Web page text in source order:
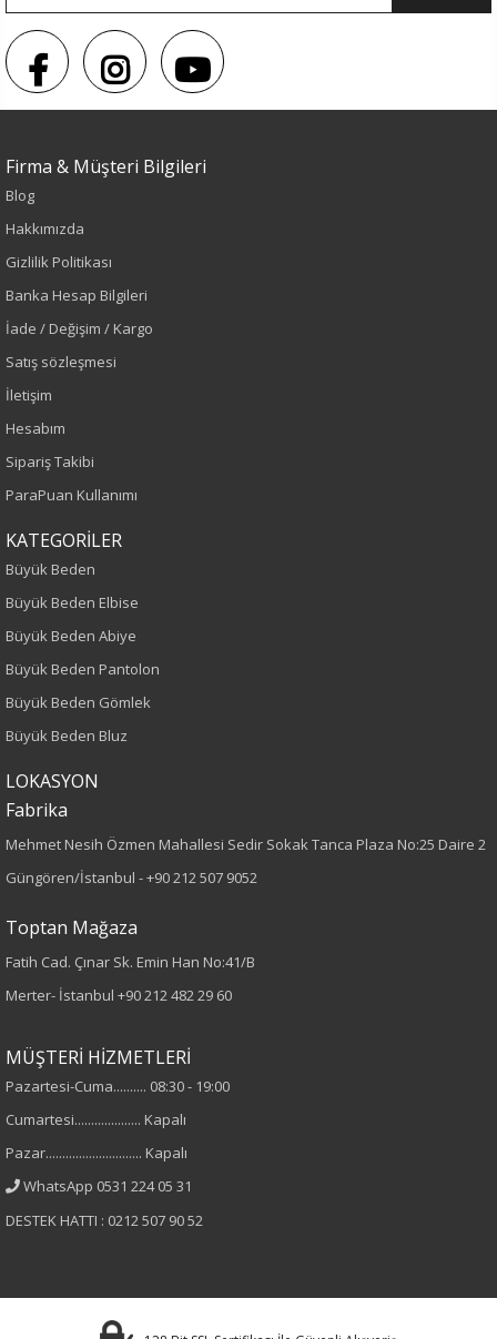
Renk
Sezon
Yaş Grubu
Kalıp
Boy
Kumaş Tipi
Dokuma
Desen
Taşlı
Kumaş
%100 Polyester
Yaka Tipi
Gömlek Yaka
Cinsiyet
Kadın
Uzun Kol
Firma & Müşteri Bilgileri
Blog
Hakkımızda
Gizlilik Politikası
Banka Hesap Bilgileri
İade / Değişim / Kargo
Satış sözleşmesi
İletişim
Hesabım
Sipariş Takibi
ParaPuan Kullanımı
KATEGORİLER
Büyük Beden
Büyük Beden Elbise
Büyük Beden Abiye
Büyük Beden Pantolon
Büyük Beden Gömlek
Büyük Beden Bluz
LOKASYON
Fabrika
Mehmet Nesih Özmen Mahallesi Sedir Sokak Tanca Plaza No:25 Daire 2
Güngören/İstanbul -+90 212 507 9052
Toptan Mağaza
Fatih Cad. Çınar Sk. Emin Han No:41/B
Merter- İstanbul +90 212 482 29 60
MÜŞTERİ HİZMETLERİ
Pazartesi-Cuma.......... 08:30 - 19:00
Cumartesi.................... Kapalı
Pazar............................. Kapalı
WhatsApp 0531 224 05 31
DESTEK HATTI : 0212 507 90 52